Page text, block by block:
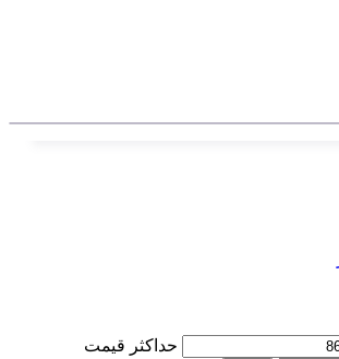
حداكثر قيمت